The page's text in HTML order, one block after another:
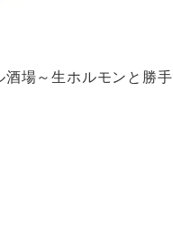
場～生ホルモンと勝手